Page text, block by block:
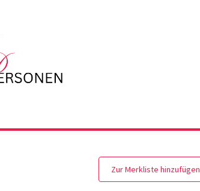
Zur Merkliste hinzufügen